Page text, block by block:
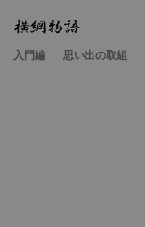
入門編 思い出の取組